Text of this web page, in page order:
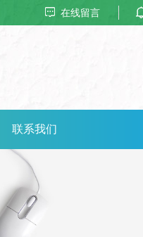
在线留言
联系我们